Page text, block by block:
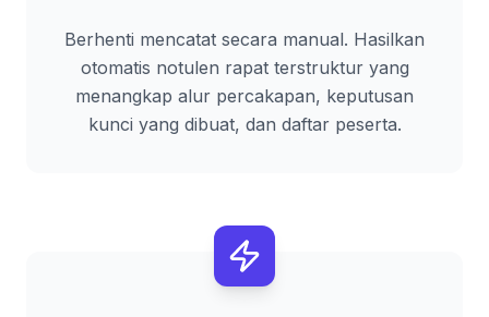
Berhenti mencatat secara manual. Hasilkan
otomatis notulen rapat terstruktur yang
menangkap alur percakapan, keputusan
kunci yang dibuat, dan daftar peserta.